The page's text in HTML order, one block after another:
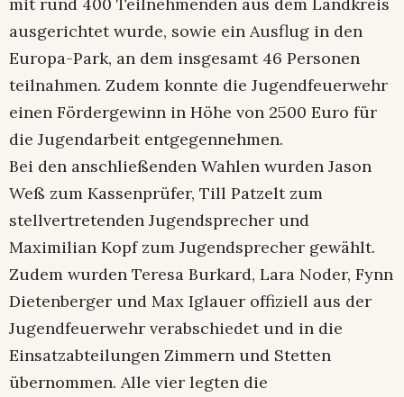
ausgerichtet wurde, sowie ein Ausflug in den
Europa-Park, an dem insgesamt 46 Personen
teilnahmen. Zudem konnte die Jugendfeuerwehr
einen Fördergewinn in Höhe von 2500 Euro für
die Jugendarbeit entgegennehmen.
Bei den anschließenden Wahlen wurden Jason
Weß zum Kassenprüfer, Till Patzelt zum
stellvertretenden Jugendsprecher und
Maximilian Kopf zum Jugendsprecher gewählt.
Zudem wurden Teresa Burkard, Lara Noder, Fynn
Dietenberger und Max Iglauer offiziell aus der
Jugendfeuerwehr verabschiedet und in die
Einsatzabteilungen Zimmern und Stetten
übernommen. Alle vier legten die